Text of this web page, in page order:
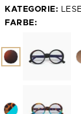
KATEGORIE:
FARBE: